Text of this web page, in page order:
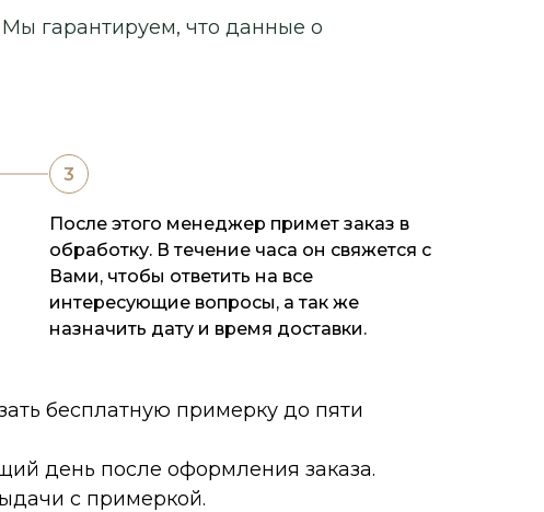
гарантируем, что данные о
После этого менеджер примет заказ в
обработку. В течение часа он свяжется с
Вами, чтобы ответить на все
интересующие вопросы, а так же
назначить дату и время доставки.
бесплатную примерку до пяти
день после оформления заказа.
с примеркой.